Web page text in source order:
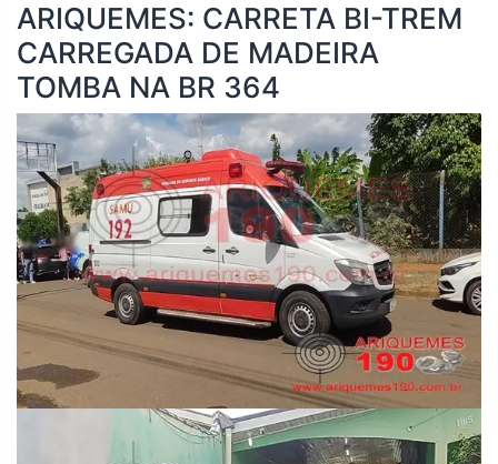
ARIQUEMES: CARRETA BI-TREM
CARREGADA DE MADEIRA
TOMBA NA BR 364